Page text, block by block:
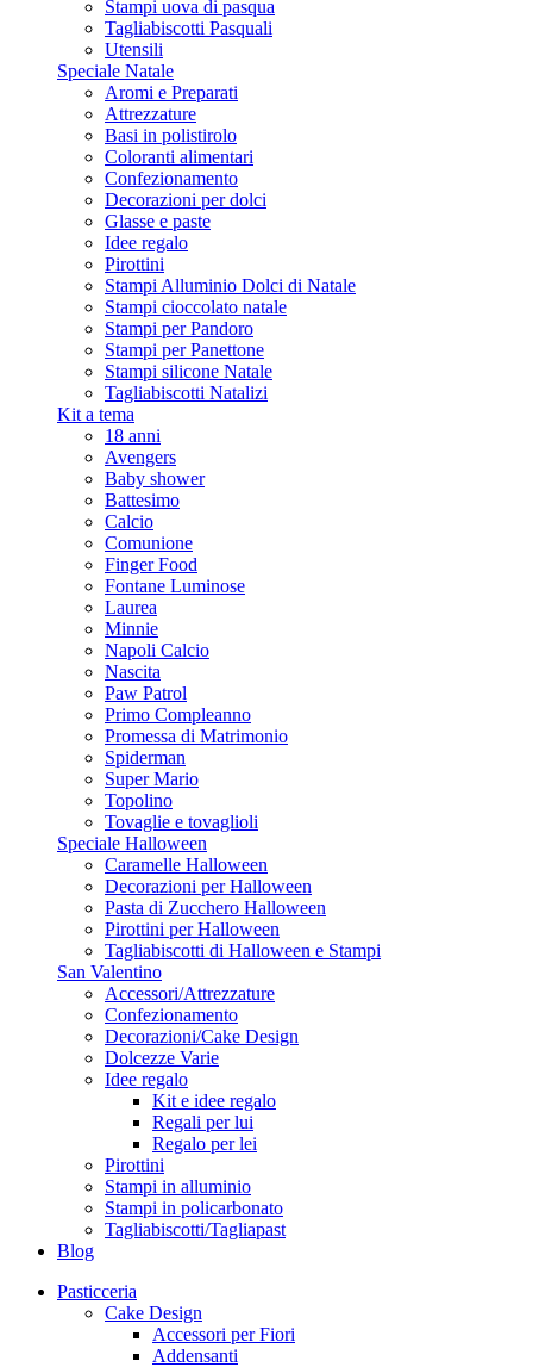
Stampi uova di pasqua
Tagliabiscotti Pasquali
Utensili
Speciale Natale
Aromi e Preparati
Attrezzature
Basi in polistirolo
Coloranti alimentari
Confezionamento
Decorazioni per dolci
Glasse e paste
Idee regalo
Pirottini
Stampi Alluminio Dolci di Natale
Stampi cioccolato natale
Stampi per Pandoro
Stampi per Panettone
Stampi silicone Natale
Tagliabiscotti Natalizi
Kit a tema
18 anni
Avengers
Baby shower
Battesimo
Calcio
Comunione
Finger Food
Fontane Luminose
Laurea
Minnie
Napoli Calcio
Nascita
Paw Patrol
Primo Compleanno
Promessa di Matrimonio
Spiderman
Super Mario
Topolino
Tovaglie e tovaglioli
Speciale Halloween
Caramelle Halloween
Decorazioni per Halloween
Pasta di Zucchero Halloween
Pirottini per Halloween
Tagliabiscotti di Halloween e Stampi
San Valentino
Accessori/Attrezzature
Confezionamento
Decorazioni/Cake Design
Dolcezze Varie
Idee regalo
Kit e idee regalo
Regali per lui
Regalo per lei
Pirottini
Stampi in alluminio
Stampi in policarbonato
Tagliabiscotti/Tagliapast
Blog
Pasticceria
Cake Design
Accessori per Fiori
Addensanti